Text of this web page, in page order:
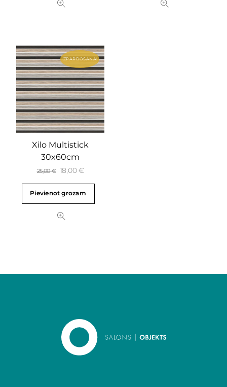
IZPĀRDOŠANA!
Xilo Multistick
30x60cm
25,00€ 18,00€
Pievienot grozam